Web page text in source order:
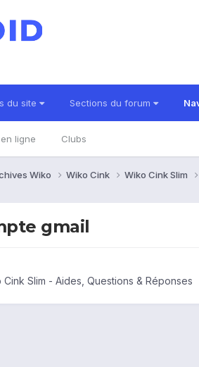
du site Sections du forum
ligne Clubs
Wiko Wiko Cink Wiko Cink Slim
gmail
Cink Slim - Aides, Questions & Réponses